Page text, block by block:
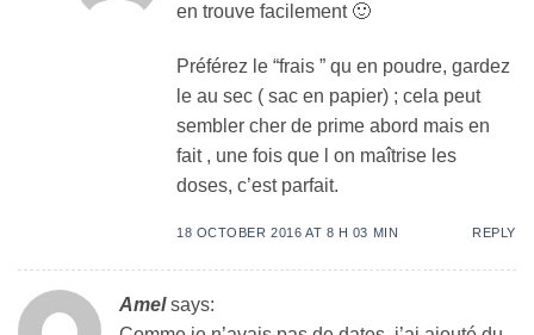
en trouve facilement 🙂
Préférez le “frais ” qu en poudre, gardez
le au sec ( sac en papier) ; cela peut
sembler cher de prime abord mais en
fait , une fois que l on maîtrise les
doses, c’est parfait.
18 OCTOBER 2016 AT 8 H 03 MIN REPLY
Amel says: